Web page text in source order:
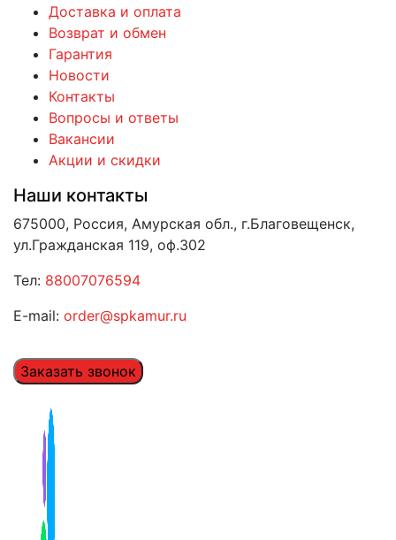
Доставка и оплата
Возврат и обмен
Гарантия
Новости
Контакты
Вопросы и ответы
Вакансии
Акции и скидки
Наши контакты
675000, Россия, Амурская обл., г.Благовещенск,
ул.Гражданская 119, оф.302
Тел: 88007076594
E-mail: order@spkamur.ru
Заказать звонок